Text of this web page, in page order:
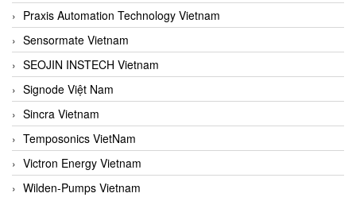
Praxis Automation Technology Vietnam
Sensormate Vietnam
SEOJIN INSTECH Vietnam
Signode Việt Nam
Sincra Vietnam
Temposonics VietNam
Victron Energy Vietnam
Wilden-Pumps Vietnam